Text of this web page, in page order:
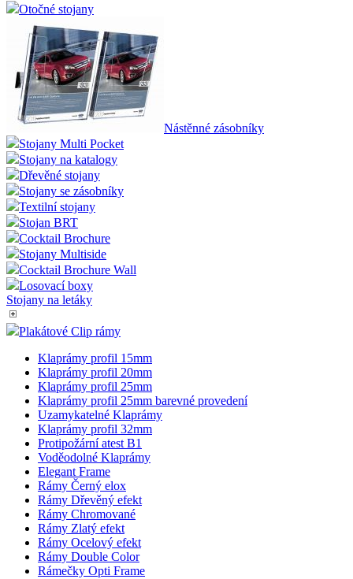
Otočné stojany
Nástěnné zásobníky
Stojany Multi Pocket
Stojany na katalogy
Dřevěné stojany
Stojany se zásobníky
Textilní stojany
Stojan BRT
Cocktail Brochure
Stojany Multiside
Cocktail Brochure Wall
Losovací boxy
Stojany na letáky
Plakátové Clip rámy
Klaprámy profil 15mm
Klaprámy profil 20mm
Klaprámy profil 25mm
Klaprámy profil 25mm barevné provedení
Uzamykatelné Klaprámy
Klaprámy profil 32mm
Protipožární atest B1
Voděodolné Klaprámy
Elegant Frame
Rámy Černý elox
Rámy Dřevěný efekt
Rámy Chromované
Rámy Zlatý efekt
Rámy Ocelový efekt
Rámy Double Color
Rámečky Opti Frame